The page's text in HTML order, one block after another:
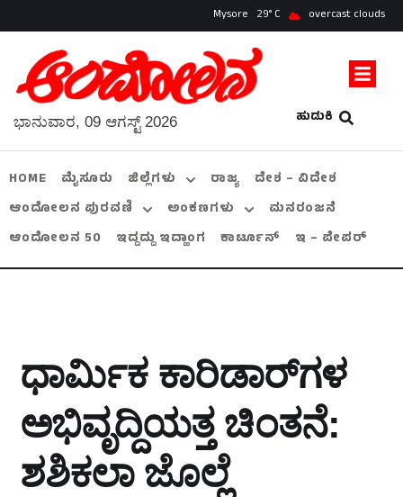
Mysore 29 overcast clouds
ಹುಡುಕಿ
ಭಾನುವಾರ, 09 ಆಗಸ್ಟ್ 2026
HOME ಮೈಸೂರು ಜಿಲ್ಲೆಗಳು ರಾಜ್ಯ
ದೇಶ – ವಿದೇಶ
ಆಂದೋಲನ ಪುರವಣಿ
ಅಂಕಣಗಳು
ಮನರಂಜನೆ
ಆಂದೋಲನ 50
ಇದ್ದದ್ದು ಇದ್ಹಾಂಗ ಕಾರ್ಟೂನ್ ಇ – ಪೇಪರ್
ಧಾರ್ಮಿಕ ಕಾರಿಡಾರ್‌ಗಳ
ಅಭಿವೃದ್ದಿಯತ್ತ ಚಿಂತನೆ:
ಶಶಿಕಲಾ ಜೊಲ್ಲೆ